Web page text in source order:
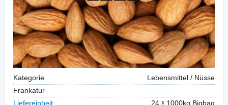
Kategorie
Lebensmittel / Nüsse
Frankatur
Liefereinheit
24
1000kg Bigbag